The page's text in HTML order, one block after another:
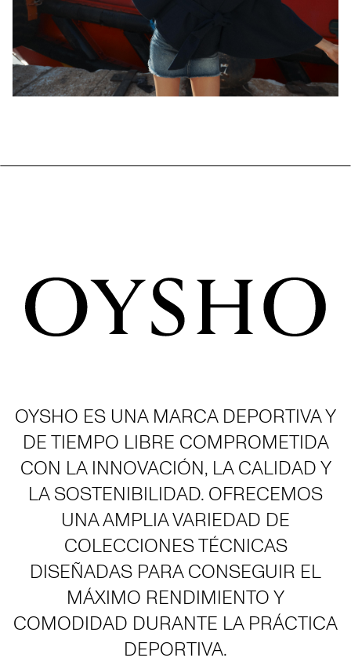
OYSHO ES UNA MARCA DEPORTIVA Y
DE TIEMPO LIBRE COMPROMETIDA
CON LA INNOVACIÓN, LA CALIDAD Y
LA SOSTENIBILIDAD. OFRECEMOS
UNA AMPLIA VARIEDAD DE
COLECCIONES TÉCNICAS
DISEÑADAS PARA CONSEGUIR EL
MÁXIMO RENDIMIENTO Y
COMODIDAD DURANTE LA PRÁCTICA
DEPORTIVA.